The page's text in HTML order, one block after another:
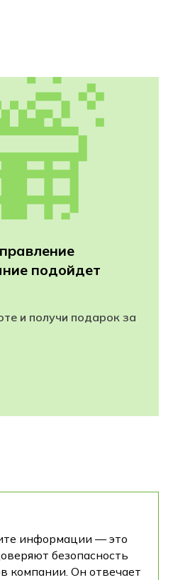
подойдет
и получи подарок за
информации — это
безопасность
компании. Он отвечает